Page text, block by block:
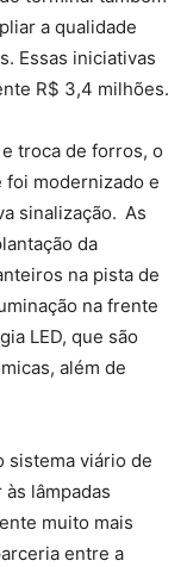
a qualidade
Essas iniciativas
R$ 3,4 milhões.
troca de forros, o
foi modernizado e
sinalização. As
da
na pista de
na frente
LED, que são
além de
sistema viário de
lâmpadas
muito mais
entre a